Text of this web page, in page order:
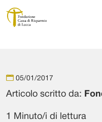
Navigazione principale
05/01/2017
Articolo scritto da:
1 Minuto/i di lettura